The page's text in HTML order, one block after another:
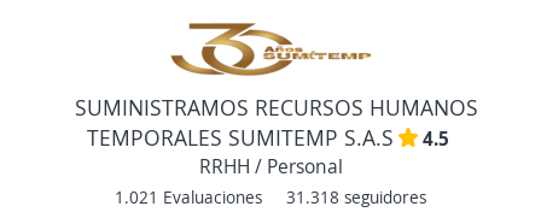
SUMINISTRAMOS RECURSOS HUMANOS
TEMPORALES SUMITEMP S.A.S
4.5
RRHH / Personal
1.021 Evaluaciones 31.318 seguidores